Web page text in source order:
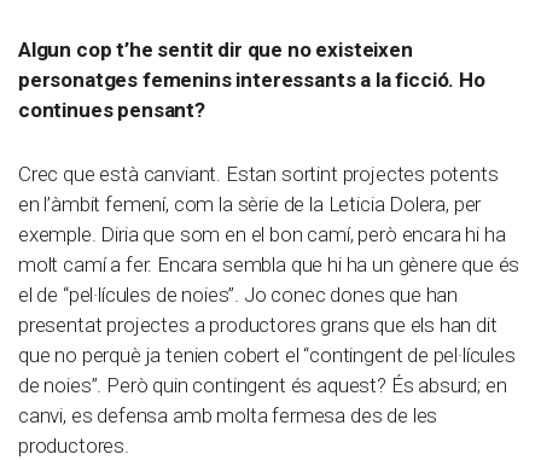
Algun cop t’he sentit dir que no existeixen
personatges femenins interessants a la ficció. Ho
continues pensant?
Crec que està canviant. Estan sortint projectes potents
en l’àmbit femení, com la sèrie de la Leticia Dolera, per
exemple. Diria que som en el bon camí, però encara hi ha
molt camí a fer. Encara sembla que hi ha un gènere que és
el de “pel·lícules de noies”. Jo conec dones que han
presentat projectes a productores grans que els han dit
que no perquè ja tenien cobert el “contingent de pel·lícules
de noies”. Però quin contingent és aquest? És absurd; en
canvi, es defensa amb molta fermesa des de les
productores.